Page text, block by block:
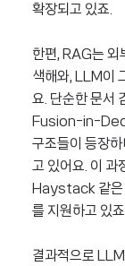
확장되고 있죠.
한편, RAG는 외
색해와, LLM이
요. 단순한 문서
Fusion-in-
구조들이 등장
고 있어요. 이
Haystack 같은
를 지원하고 있
결과적으로